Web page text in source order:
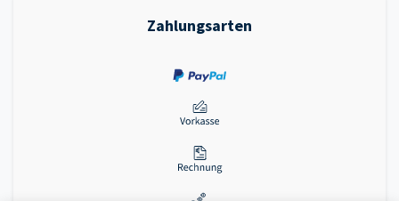
Zahlungsarten